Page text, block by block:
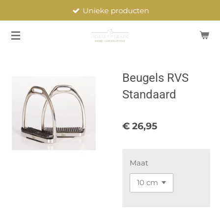
naar
Unieke producten
Beugels RVS
Standaard
€ 26,95
Maat